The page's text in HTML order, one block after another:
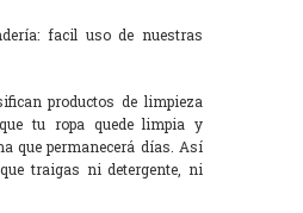
facil uso de nuestras
productos de limpieza
tu ropa quede limpia y
que permanecerá días. Así
traigas ni detergente, ni